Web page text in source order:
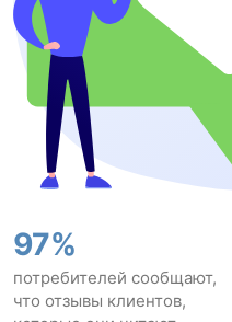
97%
потребителей сообщают,
что отзывы клиентов,